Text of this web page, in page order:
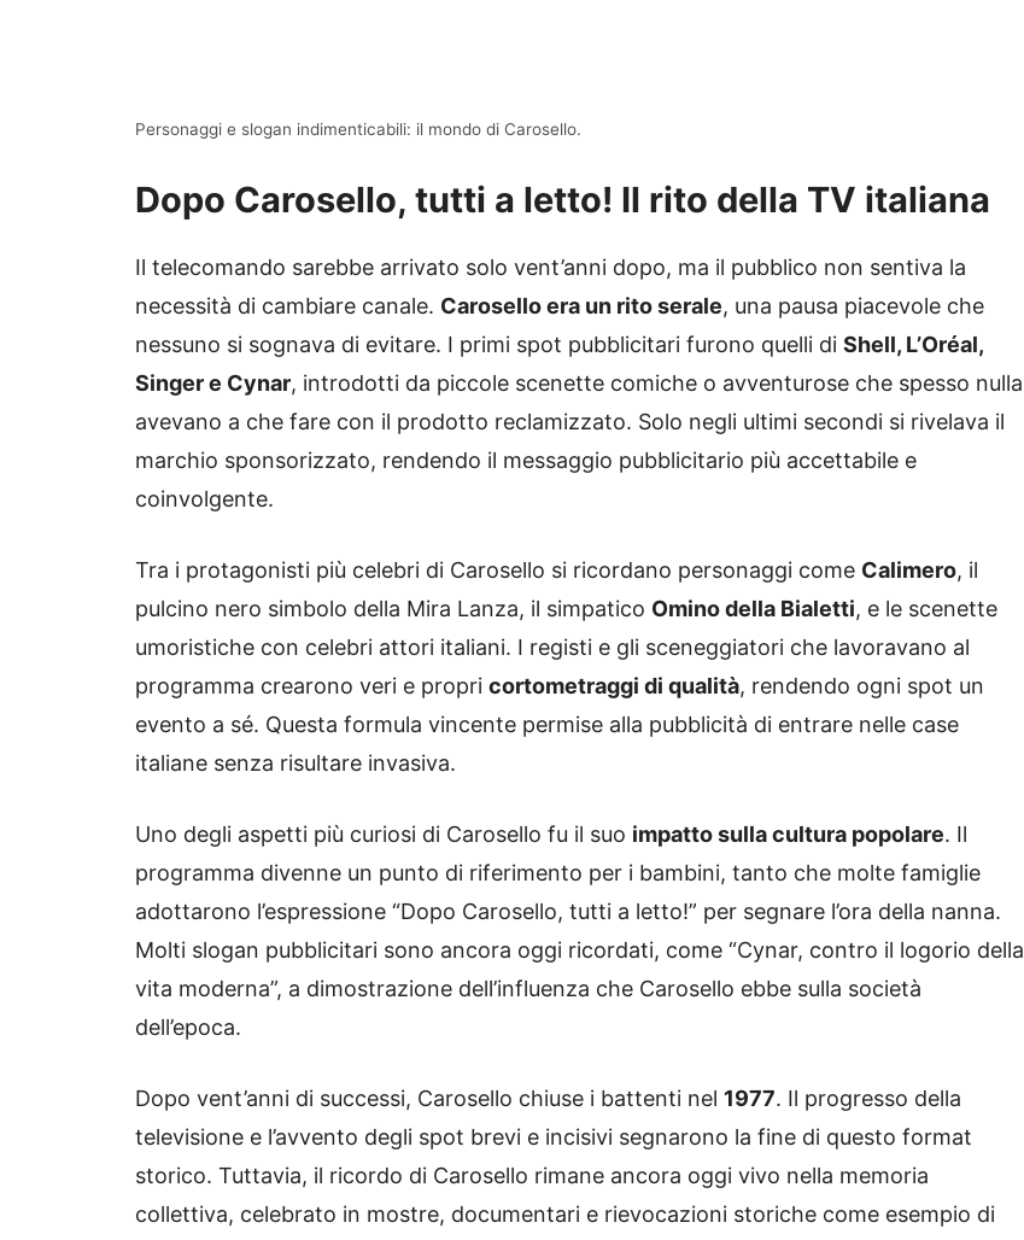
Personaggi e slogan indimenticabili: il mondo di Carosello.
Dopo Carosello, tutti a letto! Il rito della TV italiana
Il telecomando sarebbe arrivato solo vent’anni dopo, ma il pubblico non sentiva la
necessità di cambiare canale. Carosello era un rito serale, una pausa piacevole che
nessuno si sognava di evitare. I primi spot pubblicitari furono quelli di Shell, L’Oréal,
Singer e Cynar, introdotti da piccole scenette comiche o avventurose che spesso nulla
avevano a che fare con il prodotto reclamizzato. Solo negli ultimi secondi si rivelava il
marchio sponsorizzato, rendendo il messaggio pubblicitario più accettabile e
coinvolgente.
Tra i protagonisti più celebri di Carosello si ricordano personaggi come Calimero, il
pulcino nero simbolo della Mira Lanza, il simpatico Omino della Bialetti, e le scenette
umoristiche con celebri attori italiani. I registi e gli sceneggiatori che lavoravano al
programma crearono veri e propri cortometraggi di qualità, rendendo ogni spot un
evento a sé. Questa formula vincente permise alla pubblicità di entrare nelle case
italiane senza risultare invasiva.
Uno degli aspetti più curiosi di Carosello fu il suo impatto sulla cultura popolare. Il
programma divenne un punto di riferimento per i bambini, tanto che molte famiglie
adottarono l’espressione “Dopo Carosello, tutti a letto!” per segnare l’ora della nanna.
Molti slogan pubblicitari sono ancora oggi ricordati, come “Cynar, contro il logorio della
vita moderna”, a dimostrazione dell’influenza che Carosello ebbe sulla società
dell’epoca.
Dopo vent’anni di successi, Carosello chiuse i battenti nel 1977. Il progresso della
televisione e l’avvento degli spot brevi e incisivi segnarono la fine di questo format
storico. Tuttavia, il ricordo di Carosello rimane ancora oggi vivo nella memoria
collettiva, celebrato in mostre, documentari e rievocazioni storiche come esempio di